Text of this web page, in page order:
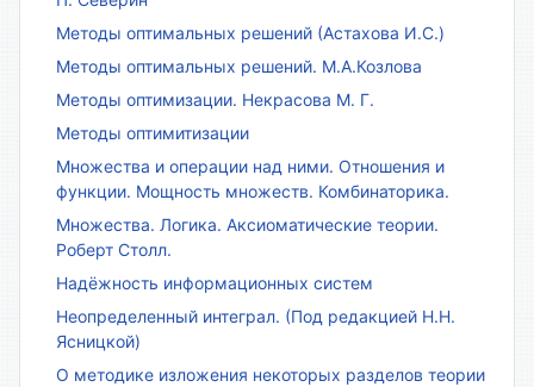
Методы оптимальных решений (Астахова И.С.)
Методы оптимальных решений. М.А.Козлова
Методы оптимизации. Некрасова М. Г.
Методы оптимитизации
Множества и операции над ними. Отношения и
функции. Мощность множеств. Комбинаторика.
Множества. Логика. Аксиоматические теории.
Роберт Столл.
Надёжность информационных систем
Неопределенный интеграл. (Под редакцией Н.Н.
Ясницкой)
О методике изложения некоторых разделов теории